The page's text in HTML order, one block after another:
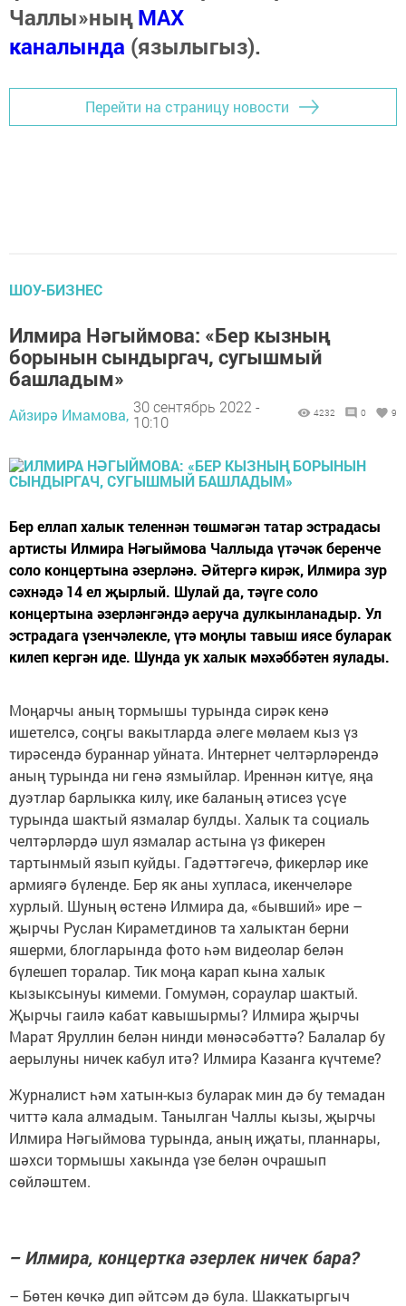
Чаллы»ныңMAX
каналында (язылыгыз).
Перейти на страницу новости
ШОУ-БИЗНЕС
Илмира Нәгыймова: «Бер кызның
борынын сындыргач, сугышмый
башладым»
Айзирә Имамова, 30 сентябрь 2022 -
10:10
4232 0 9
Бер еллап халык теленнән төшмәгән татар эстрадасы
артисты Илмира Нәгыймова Чаллыда үтәчәк беренче
соло концертына әзерләнә. Әйтергә кирәк, Илмира зур
сәхнәдә 14 ел җырлый. Шулай да, тәүге соло
концертына әзерләнгәндә аеруча дулкынланадыр. Ул
эстрадага үзенчәлекле, үтә моңлы тавыш иясе буларак
килеп кергән иде. Шунда ук халык мәхәббәтен яулады.
Моңарчы аның тормышы турында сирәк кенә
ишетелсә, соңгы вакытларда әлеге мөлаем кыз үз
тирәсендә бураннар уйната. Интернет челтәрләрендә
аның турында ни генә язмыйлар. Иреннән китүе, яңа
дуэтлар барлыкка килү, ике баланың әтисез үсүе
турында шактый язмалар булды. Халык та социаль
челтәрләрдә шул язмалар астына үз фикерен
тартынмый язып куйды. Гадәттәгечә, фикерләр ике
армиягә бүленде. Бер як аны хупласа, икенчеләре
хурлый. Шуның өстенә Илмира да, «бывший» ире –
җырчы Руслан Кираметдинов та халыктан берни
яшерми, блогларында фото һәм видеолар белән
бүлешеп торалар. Тик моңа карап кына халык
кызыксынуы кимеми. Гомумән, сораулар шактый.
Җырчы гаилә кабат кавышырмы? Илмира җырчы
Марат Яруллин белән нинди мөнәсәбәттә? Балалар бу
аерылуны ничек кабул итә? Илмира Казанга күчтеме?
Журналист һәм хатын-кыз буларак мин дә бу темадан
читтә кала алмадым. Танылган Чаллы кызы, җырчы
Илмира Нәгыймова турында, аның иҗаты, планнары,
шәхси тормышы хакында үзе белән очрашып
сөйләштем.
– Илмира, концертка әзерлек ничек бара?
– Бөтен көчкә дип әйтсәм дә була. Шаккатыргыч